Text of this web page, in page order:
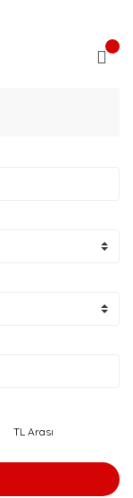
TL Arası